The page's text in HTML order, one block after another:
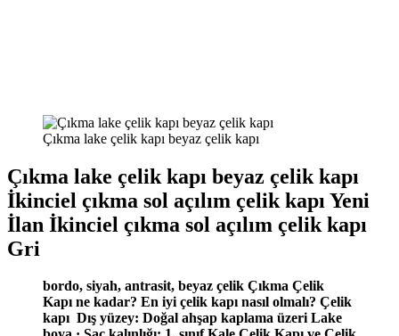
Çıkma lake çelik kapı beyaz çelik kapı
Çıkma lake çelik kapı beyaz çelik kapı
İkinciel çıkma sol açılım çelik kapı Yeni
İlan İkinciel çıkma sol açılım çelik kapı
Gri
bordo, siyah, antrasit, beyaz çelik Çıkma Çelik
Kapı ne kadar? En iyi çelik kapı nasıl olmalı? Çelik
kapı Dış yüzey: Doğal ahşap kaplama üzeri Lake